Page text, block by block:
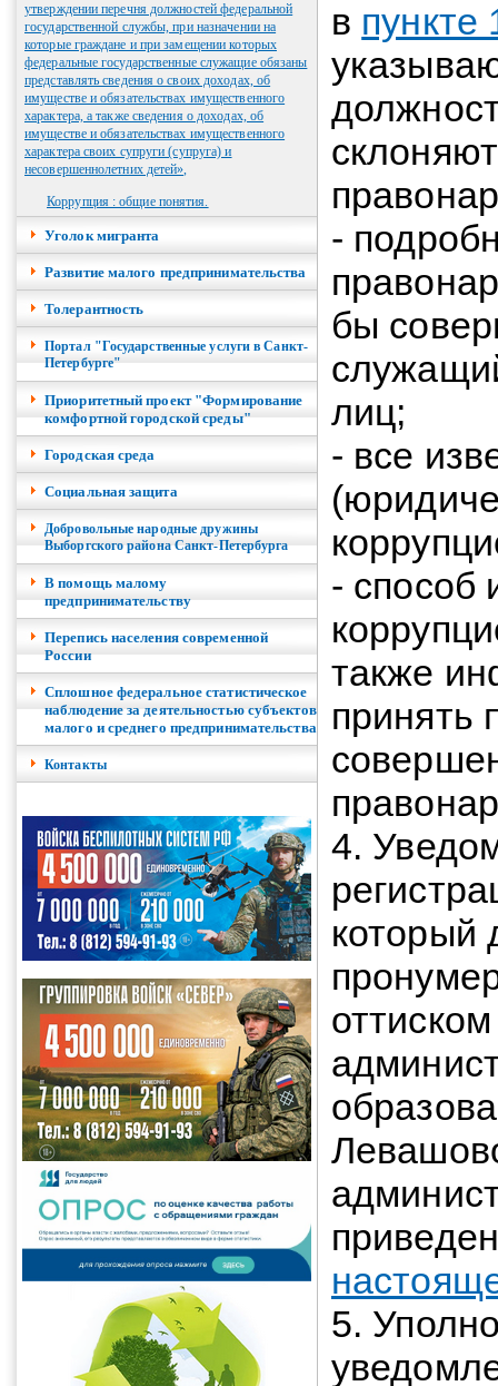
утверждении перечня должностей федеральной
государственной службы, при назначении на
которые граждане и при замещении которых
федеральные государственные служащие обязаны
представлять сведения о своих доходах, об
имуществе и обязательствах имущественного
характера, а также сведения о доходах, об
имуществе и обязательствах имущественного
характера своих супруги (супруга) и
несовершеннолетних детей»,
Коррупция : общие понятия.
Уголок мигранта
Развитие малого предпринимательства
Толерантность
Портал "Государственные услуги в Санкт-
Петербурге"
Приоритетный проект "Формирование
комфортной городской среды"
Городская среда
Социальная защита
Добровольные народные дружины
Выборгского района Санкт-Петербурга
В помощь малому
предпринимательству
Перепись населения современной
России
Сплошное федеральное статистическое
наблюдение за деятельностью субъектов
малого и среднего предпринимательства
Контакты
в пункте
-
бы
лиц;
- все
- способ
также
принять
4.
который
5.